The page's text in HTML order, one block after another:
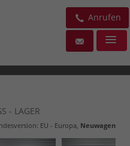
Anrufen
- LAGER
EU - Europa, Neuwagen